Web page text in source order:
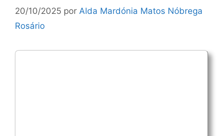
20/10/2025 por Alda Mardónia Matos Nóbrega
Rosário